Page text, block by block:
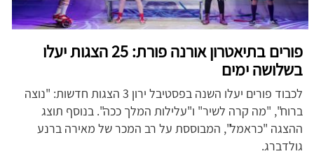
פורים בתיאטרון אורנה פורת: 25 הצגות יעלו
בשלושה ימים
לכבוד פורים יעלו השנה בפסטיבל ירון 3 הצגות חדשות: "נוצה
ברוח", "מה קרה לשיר" ו"עלילות המלך ככה". בנוסף תוצג
ההצגה "כראמל", המבוססת על רב המכר של מאירה ברנע
גולדברג.